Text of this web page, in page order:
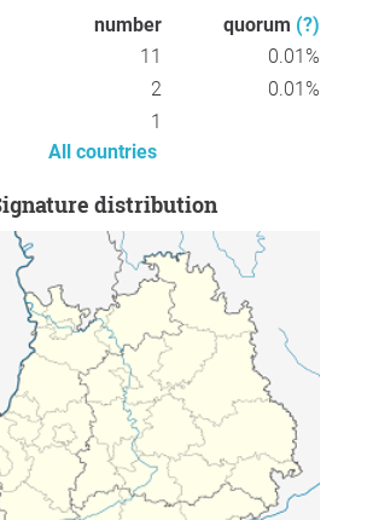
number quorum (?)
11
0.01%
2
0.01%
1
All countries
Signature distribution